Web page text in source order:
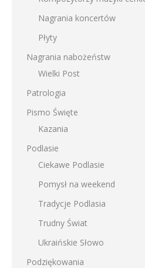
Nagrania koncertów
Płyty
Nagrania nabożeństw
Wielki Post
Patrologia
Pismo Święte
Kazania
Podlasie
Ciekawe Podlasie
Pomysł na weekend
Tradycje Podlasia
Trudny Świat
Ukraińskie Słowo
Podziękowania